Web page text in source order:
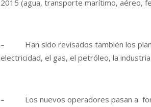
2015 (agua, transporte marítimo, aéreo,
– Han sido revisados también los
electricidad, el gas, el petróleo, la
– Los nuevos operadores pasan a